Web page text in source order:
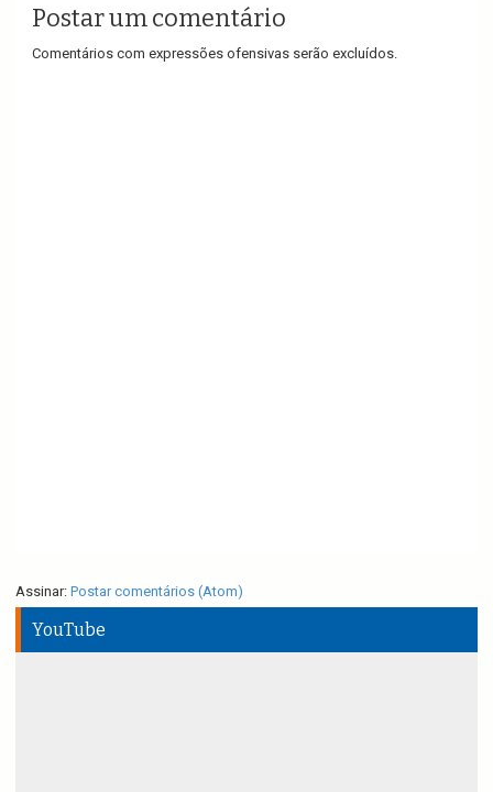
Postar um comentário
Comentários com expressões ofensivas serão excluídos.
Assinar: Postar comentários (Atom)
YouTube